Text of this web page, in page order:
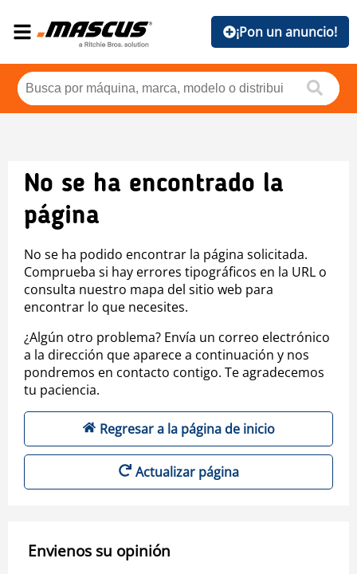
¡Pon un anuncio!
No se ha encontrado la
página
No se ha podido encontrar la página solicitada.
Comprueba si hay errores tipográficos en la URL o
consulta nuestro mapa del sitio web para
encontrar lo que necesites.
¿Algún otro problema? Envía un correo electrónico
a la dirección que aparece a continuación y nos
pondremos en contacto contigo. Te agradecemos
tu paciencia.
Regresar a la página de inicio
Actualizar página
Envienos su opinión